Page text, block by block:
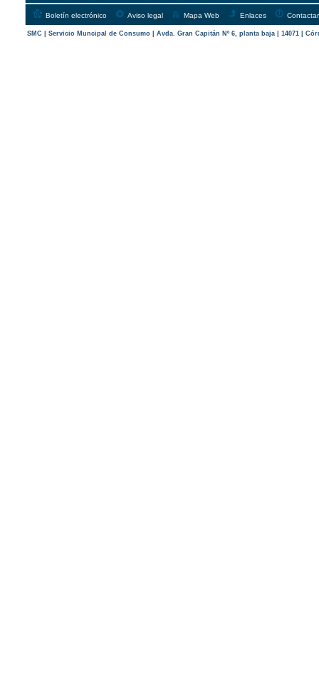
Boletín electrónico Aviso legal Mapa Web Enlaces
SMC | Servicio Muncipal de Consumo | Avda. Gran Capitán Nº 6, planta baja | 14071 |